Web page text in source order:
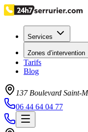
Services
Zones d’intervention
Tarifs
Blog
137 Boulevard Saint-
06 44 64 04 77